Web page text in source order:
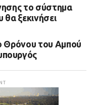
το σύστημα
ξεκινήσει
Θρόνου του Αμπού